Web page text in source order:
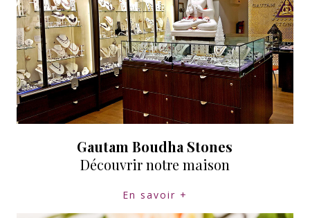
Gautam Boudha Stones
Découvrir notre maison
En savoir +